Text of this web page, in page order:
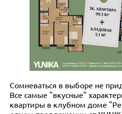
Сомневаться в выборе не
Все самые "вкусные"
квартиры в клубном доме